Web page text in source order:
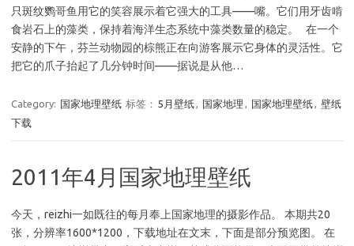
只斑纹鹦哥鱼用它的笑容展示着它强大的工具——嘴。它们用牙齿啃
食岩石上的藻类，保持着海洋生态系统中藻类数量的稳定。 在一个
安静的下午，芬兰动物园的棕熊正在向游客展示它身体的灵活性。它
把它的爪子抬起了几分钟时间——据说是从他…
Category: 国家地理壁纸 标签： 5月壁纸, 国家地理 , 国家地理壁纸, 壁纸
下载
2011年4月国家地理壁纸
今天，reizhi一如既往的每月奉上国家地理的摄影作品。 本期共20
张，分辨率1600*1200，下载地址在文末，下面是部分预览图。 在